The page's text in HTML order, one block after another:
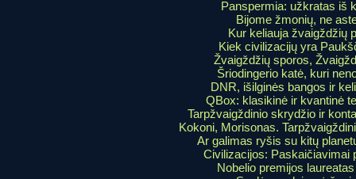
Panspermia: užkratas iš
Bijome žmonių, ne
Kur keliauja žvaigždžių
Kiek civilizacijų yra
Žvaigždžių sporos,
Šriodingerio katė, kuri
DNR, išilginės bangos ir
QBox: klasikinė ir kvantinė
Tarpžvaigždinio skrydžio ir
Kokoni, Morisonas.
Ar galimas ryšis su kitų
Civilizacijos: Paskaičiavimai
Nobelio premijos